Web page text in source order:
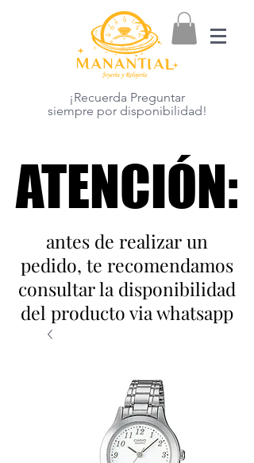
¡Recuerda Preguntar
siempre por disponibilidad!
ATENCIÓN:
ATENCIÓN:
antes de realizar un
pedido, te recomendamos
consultar la disponibilidad
del producto via whatsapp